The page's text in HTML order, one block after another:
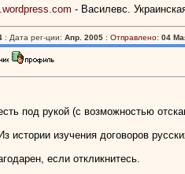
- Василевс.
: Дата рег-ции: Апр. 2005: Отправлено: 04
под рукой (с возможностью
истории изучения договоров
если откликнитесь.